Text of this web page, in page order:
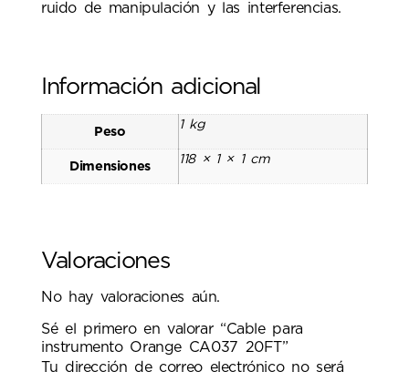
ruido de manipulación y las interferencias.
Información adicional
Peso
1 kg
Dimensiones
118 × 1 × 1 cm
Valoraciones
No hay valoraciones aún.
Sé el primero en valorar “Cable para
instrumento Orange CA037 20FT”
Tu dirección de correo electrónico no será